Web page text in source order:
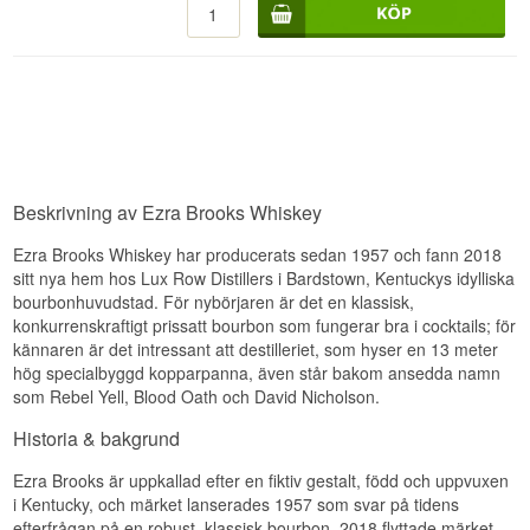
Se hela vårt sortiment avEzra Brooks
Eftersmak
Destilleri:Lux Row Distillers
Typ: Kentucky Straight Bourbon Whiskey
ABV: 40 %
Storlek: 70 CL
Smakprofil
Mjuk · Karamell · Rund · Sötaktig
Se hela vårt sortiment avEzra Brooks
Distilling Company av två av Kentuckys mest
ansedda destillatfamiljer, först Ripy-familjen och
Näsa
Doften är fyllig med karamell, vanilj och kryddad
ek.
Smak
Smaken är kraftfull med karamell, honung och
tydlig ekkrydda.
kryddig.
Specifikationer
Beskrivning av Ezra Brooks Whiskey
Ezra Brooks Whiskey har producerats sedan 1957 och fann 2018
sitt nya hem hos Lux Row Distillers i Bardstown, Kentuckys idylliska
bourbonhuvudstad. För nybörjaren är det en klassisk,
konkurrenskraftigt prissatt bourbon som fungerar bra i cocktails; för
kännaren är det intressant att destilleriet, som hyser en 13 meter
hög specialbyggd kopparpanna, även står bakom ansedda namn
som Rebel Yell, Blood Oath och David Nicholson.
Historia & bakgrund
Ezra Brooks är uppkallad efter en fiktiv gestalt, född och uppvuxen
i Kentucky, och märket lanserades 1957 som svar på tidens